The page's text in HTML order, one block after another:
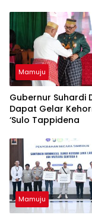
Mamuju
Gubernur Suhardi
Dapat Gelar
‘Sulo Tappidena
Mamuju